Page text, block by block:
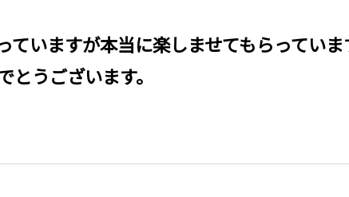
ていますが本当に楽しませてもらってい
うございます。